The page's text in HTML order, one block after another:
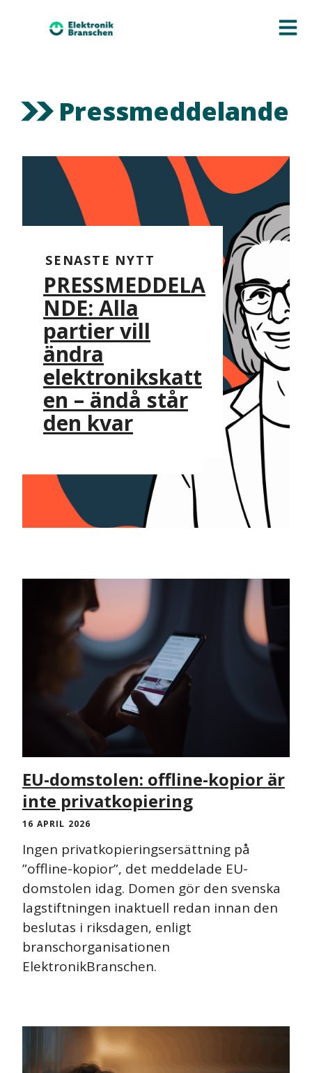
Pressmeddelande
SENASTE NYTT
PRESSMEDDELA
NDE: Alla
partier vill
ändra
elektronikskatt
en – ändå står
den kvar
EU-domstolen: offline-kopior är
inte privatkopiering
16 APRIL 2026
Ingen privatkopieringsersättning på
”offline-kopior”, det meddelade EU-
domstolen idag. Domen gör den svenska
lagstiftningen inaktuell redan innan den
beslutas i riksdagen, enligt
branschorganisationen
ElektronikBranschen.